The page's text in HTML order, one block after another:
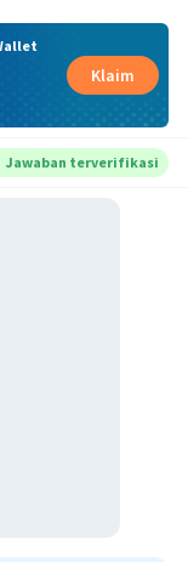
Klaim
Jawaban terverifikasi